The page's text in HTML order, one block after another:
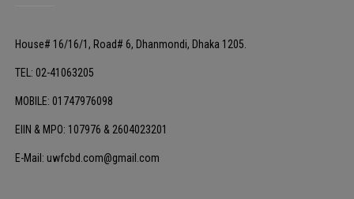
House# 16/16/1, Road# 6, Dhanmondi, Dhaka 1205.
TEL: 02-41063205
MOBILE: 01747976098
EIIN & MPO: 107976 & 2604023201
E-Mail: uwfcbd.com@gmail.com